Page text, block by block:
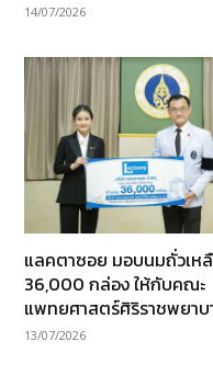
14/07/2026
แลคตาซอย มอบนมถั่วเห
36,000 กล่อง ให้กับคณะ
แพทยศาสตร์ศิริราชพยาบ
13/07/2026